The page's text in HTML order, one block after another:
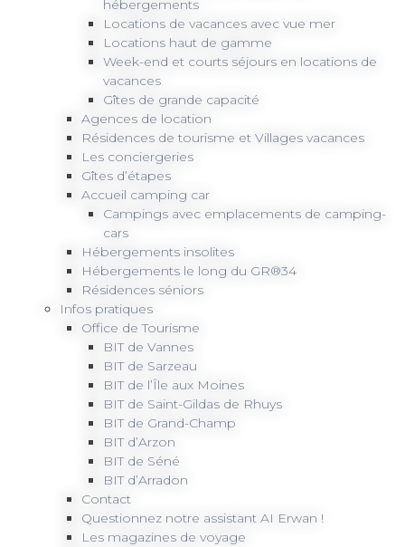
hébergements
Locations de vacances avec vue mer
Locations haut de gamme
Week-end et courts séjours en locations de
vacances
Gîtes de grande capacité
Agences de location
Résidences de tourisme et Villages vacances
Les conciergeries
Gîtes d’étapes
Accueil camping car
Campings avec emplacements de camping-
cars
Hébergements insolites
Hébergements le long du GR®34
Résidences séniors
Infos pratiques
Office de Tourisme
BIT de Vannes
BIT de Sarzeau
BIT de l’Île aux Moines
BIT de Saint-Gildas de Rhuys
BIT de Grand-Champ
BIT d’Arzon
BIT de Séné
BIT d’Arradon
Contact
Questionnez notre assistant AI Erwan !
Les magazines de voyage